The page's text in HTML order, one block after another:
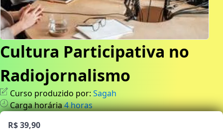
Cultura Participativa no
Radiojornalismo
Curso produzido por: Sagah
Carga horária4horas
R$ 39,90